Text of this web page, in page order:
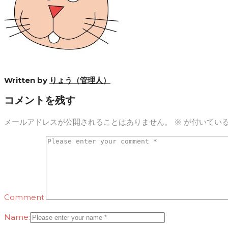
Written by りょう（管理人）
コメントを残す
メールアドレスが公開されることはありません。 ※ が付いてい
Comment:
Name: